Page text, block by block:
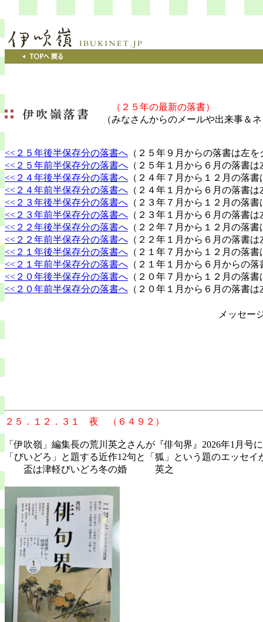
（２５年の最新の落書）
（みなさんからのメールや出来事＆
<<２５年後半保存分の落書へ （２５年９月からの落書は左
<<２５年前半保存分の落書へ （２５年１月から６月の落書
<<２４年後半保存分の落書へ （２４年７月から１２月の落
<<２４年前半保存分の落書へ （２４年１月から６月の落書
<<２３年後半保存分の落書へ （２３年７月から１２月の落
<<２３年前半保存分の落書へ （２３年１月から６月の落書
<<２２年後半保存分の落書へ （２２年７月から１２月の落
<<２２年前半保存分の落書へ （２２年１月から６月の落書
<<２１年後半保存分の落書へ （２１年７月から１２月の落
<<２１年前半保存分の落書へ （２１年１月から６月からの
<<２０年後半保存分の落書へ （２０年７月から１２月の落
<<２０年前半保存分の落書へ （２０年１月から６月の落書
メッセー
２５．１２．３１ 夜 （６４９２）
「伊吹嶺」編集長の荒川英之さんが『俳句界』2026年1月
「びいどろ」と題する近作12句と「狐」という題のエッセ
盃は津軽びいどろ冬の婚 英之